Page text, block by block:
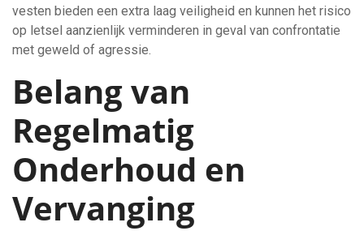
vesten bieden een extra laag veiligheid en kunnen het risico
op letsel aanzienlijk verminderen in geval van confrontatie
met geweld of agressie.
Belang van
Regelmatig
Onderhoud en
Vervanging